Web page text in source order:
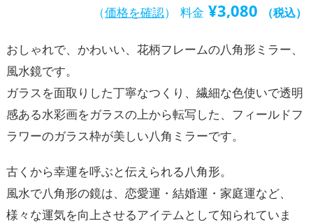
（価格を確認） 料金 ¥3,080 （税込）
おしゃれで、かわいい、花柄フレームの八角形ミラー、
風水鏡です。
ガラスを面取りした丁寧なつくり、繊細な色使いで透明
感ある水彩画をガラスの上から転写した、フィールドフ
ラワーのガラス枠が美しい八角ミラーです。
古くから幸運を呼ぶと伝えられる八角形。
風水で八角形の鏡は、恋愛運・結婚運・家庭運など、
様々な運気を向上させるアイテムとして知られていま